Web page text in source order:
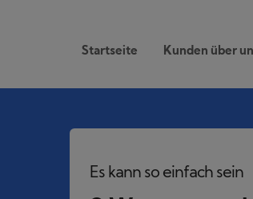
Startseite Kunden über
Es kann so einfach sein